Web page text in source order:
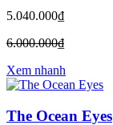
5.040.000₫
6.000.000₫
Xem nhanh
The Ocean Eyes